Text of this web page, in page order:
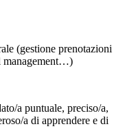
(gestione prenotazioni
management…)
a puntuale, preciso/a,
a di apprendere e di